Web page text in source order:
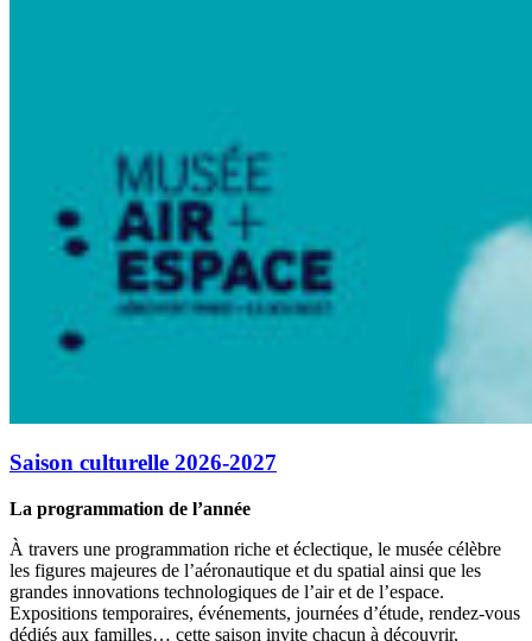
Saison culturelle 2026-2027
La programmation de l’année
À travers une programmation riche et éclectique, le musée célèbre
les figures majeures de l’aéronautique et du spatial ainsi que les
grandes innovations technologiques de l’air et de l’espace.
Expositions temporaires, événements, journées d’étude, rendez-vous
dédiés aux familles… cette saison invite chacun à découvrir,